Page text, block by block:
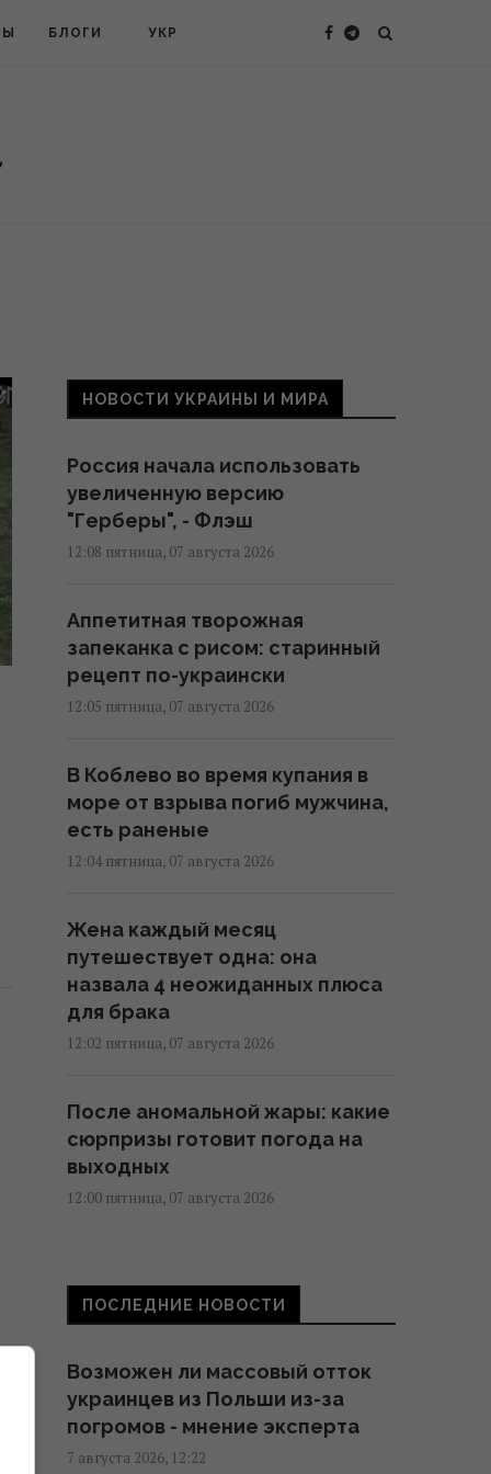
БЛОГИ УКР
НОВОСТИ УКРАИНЫ И МИРА
Россия начала использовать
увеличенную версию
"Герберы", - Флэш
12:08 пятница, 07 августа 2026
Аппетитная творожная
запеканка с рисом: старинный
рецепт по-украински
12:05 пятница, 07 августа 2026
В Коблево во время купания в
море от взрыва погиб мужчина,
есть раненые
12:04 пятница, 07 августа 2026
Жена каждый месяц
путешествует одна: она
назвала 4 неожиданных плюса
для брака
12:02 пятница, 07 августа 2026
После аномальной жары: какие
сюрпризы готовит погода на
выходных
12:00 пятница, 07 августа 2026
уловки супермаркетов: как нас
заставляют платить больше
79-летняя Ротару впервые за
долгое время показала, как она
ПОСЛЕДНИЕ НОВОСТИ
Возможен ли массовый отток
украинцев из Польши из-за
погромов - мнение эксперта
7 августа 2026, 12:22